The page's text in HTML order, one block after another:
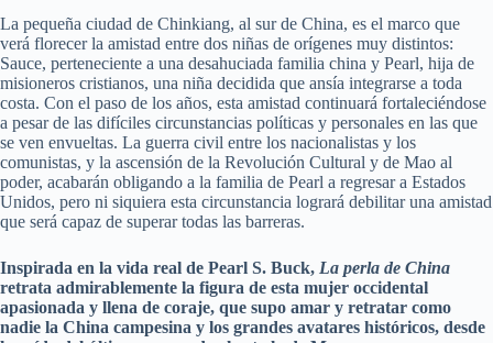
La pequeña ciudad de Chinkiang, al sur de China, es el marco que
verá florecer la amistad entre dos niñas de orígenes muy distintos:
Sauce, perteneciente a una desahuciada familia china y Pearl, hija de
misioneros cristianos, una niña decidida que ansía integrarse a toda
costa. Con el paso de los años, esta amistad continuará fortaleciéndose
a pesar de las difíciles circunstancias políticas y personales en las que
se ven envueltas. La guerra civil entre los nacionalistas y los
comunistas, y la ascensión de la Revolución Cultural y de Mao al
poder, acabarán obligando a la familia de Pearl a regresar a Estados
Unidos, pero ni siquiera esta circunstancia logrará debilitar una amistad
que será capaz de superar todas las barreras.
Inspirada en la vida real de Pearl S. Buck, La perla de China
retrata admirablemente la figura de esta mujer occidental
apasionada y llena de coraje, que supo amar y retratar como
nadie la China campesina y los grandes avatares históricos, desde